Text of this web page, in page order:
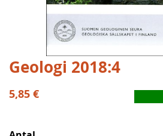
Hoppa
till
början
av
Geologi 2018:4
5,85 €